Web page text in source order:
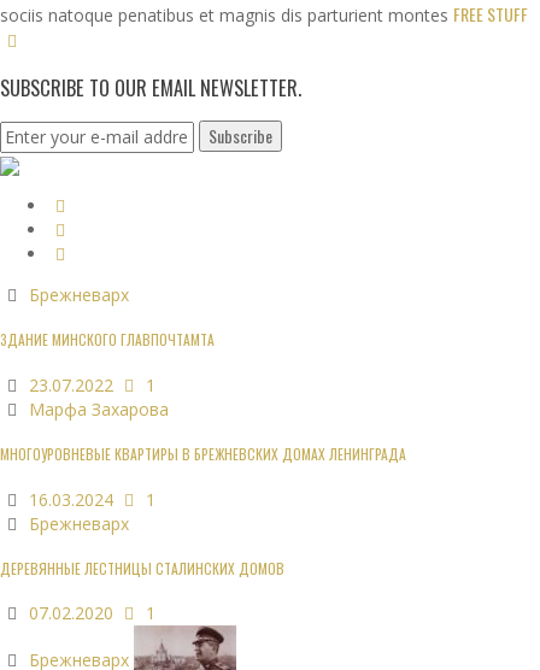
sociis natoque penatibus et magnis dis parturient montes FREE STUFF
SUBSCRIBE TO OUR EMAIL NEWSLETTER.
Брежневарх
ЗДАНИЕ МИНСКОГО ГЛАВПОЧТАМТА
23.07.2022
1
Марфа Захарова
МНОГОУРОВНЕВЫЕ КВАРТИРЫ В БРЕЖНЕВСКИХ ДОМАХ ЛЕНИНГРАДА
16.03.2024
1
Брежневарх
ДЕРЕВЯННЫЕ ЛЕСТНИЦЫ СТАЛИНСКИХ ДОМОВ
07.02.2020 1
Брежневарх